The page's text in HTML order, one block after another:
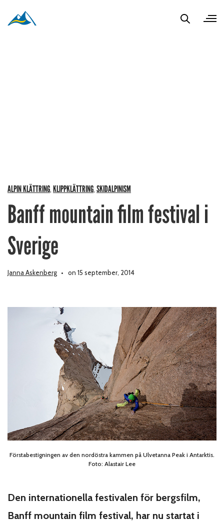
ALPIN KLÄTTRING, KLIPPKLÄTTRING, SKIDALPINISM
Banff mountain film festival i
Sverige
Janna Askenberg on 15 september, 2014
Förstabestigningen av den nordöstra kammen på Ulvetanna Peak i Antarktis.
Foto: Alastair Lee
Den internationella festivalen för bergsfilm,
Banff mountain film festival, har nu startat i